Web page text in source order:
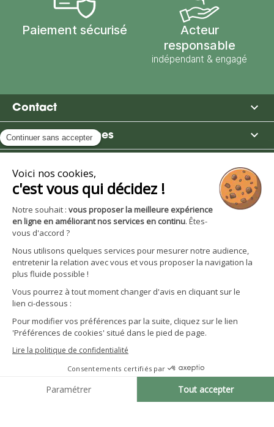
Paiement sécurisé
Acteur
responsable
indépendant & engagé
Contact 
Moulin des Moines 
Avantages et services 
CGV particuliers
Politique de confidentialité